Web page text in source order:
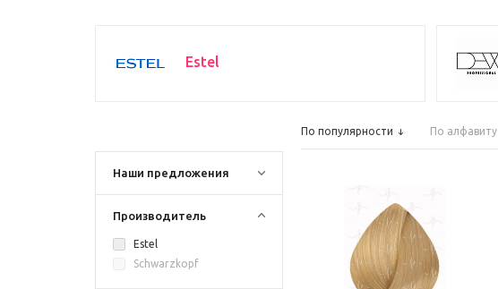
Estel
Наши предложения
Производитель
Estel
Schwarzkopf
По популярности По алфавиту